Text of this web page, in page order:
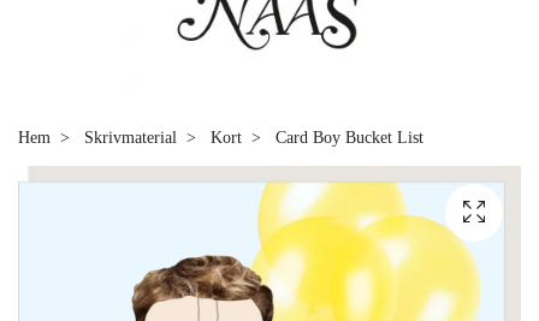
Hem Skrivmaterial Kort Card Boy Bucket List